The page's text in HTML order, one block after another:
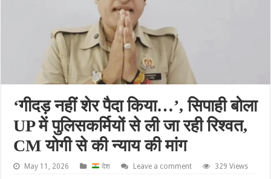
‘गीदड़ नहीं शेर पैदा किया…’, सिपाही बोला
UP में पुलिसकर्मियों से ली जा रही रिश्वत,
CM योगी से की न्याय की मांग
May 11, 2026 देश Leave a comment 329 Views